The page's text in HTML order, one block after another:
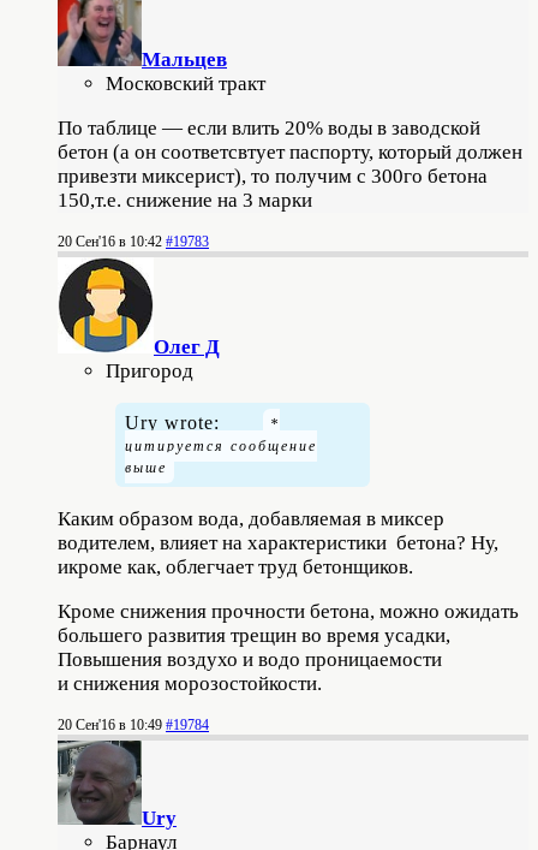
Мальцев
Московский тракт
По таблице — если влить 20% воды в заводской
бетон (а он соответсвтует паспорту, который должен
привезти миксерист), то получим с 300го бетона
150,т.е. снижение на 3 марки
20 Сен'16 в 10:42 #19783
Олег Д
Пригород
Ury wrote:
Каким образом вода, добавляемая в миксер
водителем, влияет на характеристики бетона? Ну,
икроме как, облегчает труд бетонщиков.
Кроме снижения прочности бетона, можно ожидать
большего развития трещин во время усадки,
Повышения воздухо и водо проницаемости
и снижения морозостойкости.
20 Сен'16 в 10:49 #19784
Ury
Барнаул